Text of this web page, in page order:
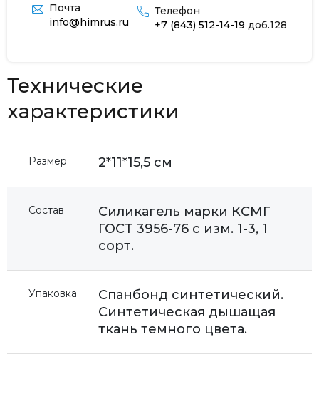
Почта
info@himrus.ru
Телефон
+7 (843) 512-14-19 доб.128
Технические
характеристики
Размер 2*11*15,5 см
Состав
Силикагель марки КСМГ
ГОСТ 3956-76 с изм. 1-3, 1
сорт.
Упаковка
Спанбонд синтетический.
Синтетическая дышащая
ткань темного цвета.